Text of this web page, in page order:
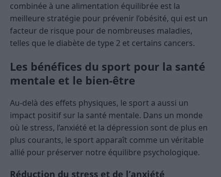
combinée à une alimentation équilibrée est la
meilleure stratégie pour prévenir l’obésité, qui est un
facteur de risque pour de nombreuses maladies,
telles que le diabète de type 2 et certains cancers.
Les bénéfices du sport pour la santé
mentale et le bien-être
Au-delà des effets physiques, le sport a aussi un
impact positif sur la santé mentale. Dans un monde
où le stress, l’anxiété et la dépression sont de plus en
plus courants, le sport apparaît comme un véritable
allié pour préserver notre équilibre psychologique.
Réduction du stress et de l’anxiété